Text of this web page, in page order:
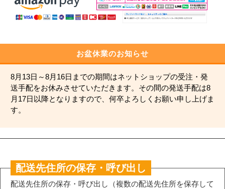
お盆休業のお知らせ
8月13日～8月16日までの期間はネットショップの受注・発
送手配をお休みさせていただきます。その間の発送手配は8
月17日以降となりますので、何卒よろしくお願い申し上げま
す。
配送先住所の保存・呼び出し
配送先住所の保存・呼び出し（複数の配送先住所を保存して